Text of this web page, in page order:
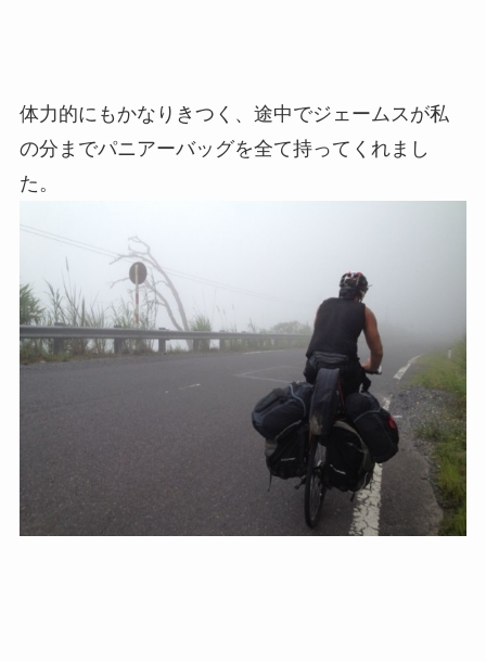
体力的にもかなりきつく、途中でジェームスが私
の分までパニアーバッグを全て持ってくれまし
た。